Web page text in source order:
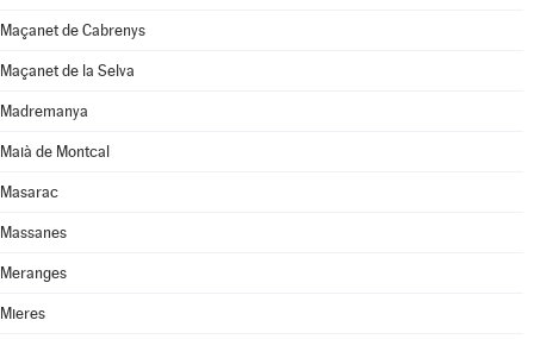
Maçanet de Cabrenys
Maçanet de la Selva
Madremanya
Maià de Montcal
Masarac
Massanes
Meranges
Mieres